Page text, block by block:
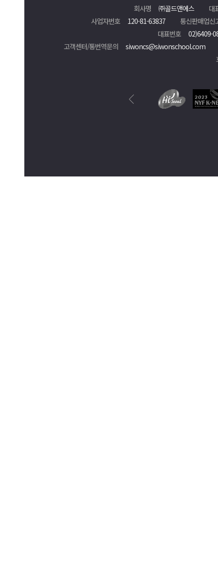
회사명 ㈜골드앤에스
대
사업자번호
120-81-63837
통신판매업신
대표번호
02)6409-
고객센터/통번역문의
siwoncs@siwonschool.com